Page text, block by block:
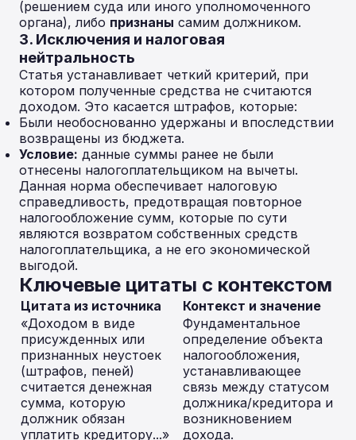
(решением суда или иного уполномоченного
органа), либо признаны самим должником.
3. Исключения и налоговая
нейтральность
Статья устанавливает четкий критерий, при
котором полученные средства не считаются
доходом. Это касается штрафов, которые:
Были необоснованно удержаны и впоследствии
возвращены из бюджета.
Условие: данные суммы ранее не были
отнесены налогоплательщиком на вычеты.
Данная норма обеспечивает налоговую
справедливость, предотвращая повторное
налогообложение сумм, которые по сути
являются возвратом собственных средств
налогоплательщика, а не его экономической
выгодой.
Ключевые цитаты с контекстом
Цитата из источника
Контекст и значение
«Доходом в виде
присужденных или
признанных неустоек
(штрафов, пеней)
считается денежная
сумма, которую
должник обязан
уплатить кредитору...»
Фундаментальное
определение объекта
налогообложения,
устанавливающее
связь между статусом
должника/кредитора и
возникновением
дохода.